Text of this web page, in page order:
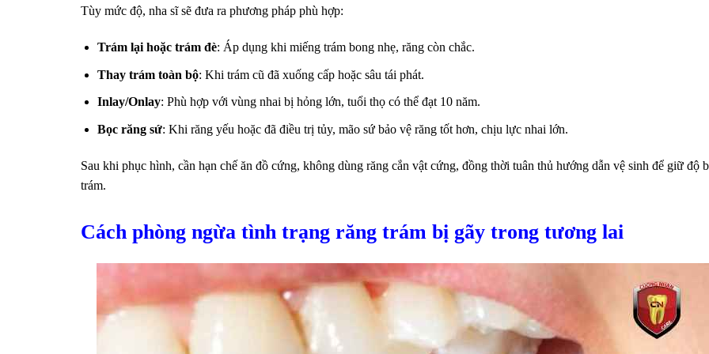
Tùy mức độ, nha sĩ sẽ đưa ra phương pháp phù hợp:
Trám lại hoặc trám đè: Áp dụng khi miếng trám bong nhẹ, răng còn chắc.
Thay trám toàn bộ: Khi trám cũ đã xuống cấp hoặc sâu tái phát.
Inlay/Onlay: Phù hợp với vùng nhai bị hỏng lớn, tuổi thọ có thể đạt 10 năm.
Bọc răng sứ: Khi răng yếu hoặc đã điều trị tủy, mão sứ bảo vệ răng tốt hơn, chịu lực nhai lớn.
Sau khi phục hình, cần hạn chế ăn đồ cứng, không dùng răng cắn vật cứng, đồng thời tuân thủ hướng dẫn vệ sinh để giữ độ
trám.
Cách phòng ngừa tình trạng răng trám bị gãy trong tương lai